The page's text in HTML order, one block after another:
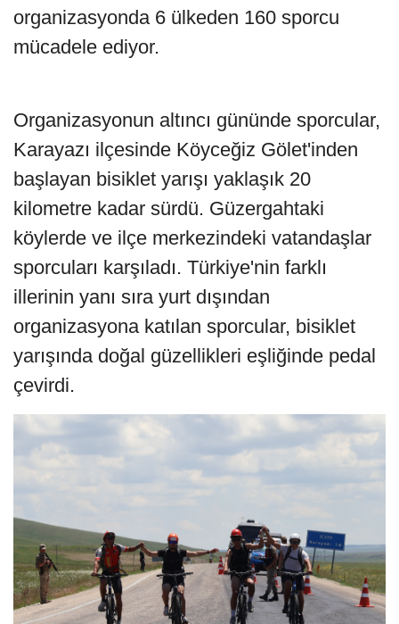
organizasyonda 6 ülkeden 160 sporcu
mücadele ediyor.
Organizasyonun altıncı gününde sporcular,
Karayazı ilçesinde Köyceğiz Gölet'inden
başlayan bisiklet yarışı yaklaşık 20
kilometre kadar sürdü. Güzergahtaki
köylerde ve ilçe merkezindeki vatandaşlar
sporcuları karşıladı. Türkiye'nin farklı
illerinin yanı sıra yurt dışından
organizasyona katılan sporcular, bisiklet
yarışında doğal güzellikleri eşliğinde pedal
çevirdi.